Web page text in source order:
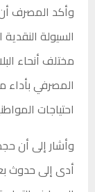
وأكد المصرف
السيولة
مختلف أنحاء
المصرفي بأداء
احتياجات
وأشار إلى أن
أدى إلى حدوث